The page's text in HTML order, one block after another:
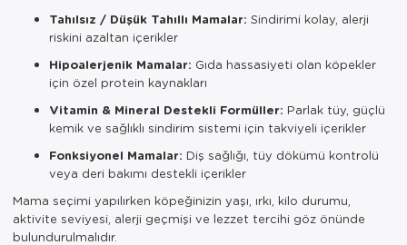
Tahılsız / Düşük Tahıllı Mamalar: Sindirimi kolay, alerji
riskini azaltan içerikler
Hipoalerjenik Mamalar: Gıda hassasiyeti olan köpekler
için özel protein kaynakları
Vitamin & Mineral Destekli Formüller: Parlak tüy, güçlü
kemik ve sağlıklı sindirim sistemi için takviyeli içerikler
Fonksiyonel Mamalar: Diş sağlığı, tüy dökümü kontrolü
veya deri bakımı destekli içerikler
Mama seçimi yapılırken köpeğinizin yaşı, ırkı, kilo durumu,
aktivite seviyesi, alerji geçmişi ve lezzet tercihi göz önünde
bulundurulmalıdır.